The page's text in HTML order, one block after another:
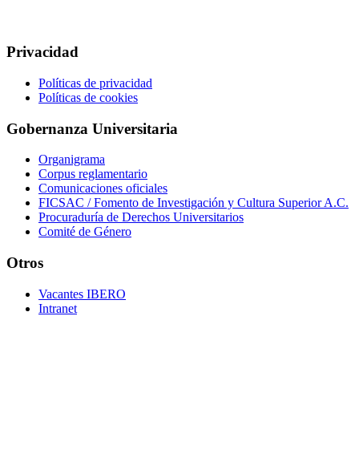
Privacidad
Políticas de privacidad
Políticas de cookies
Gobernanza Universitaria
Organigrama
Corpus reglamentario
Comunicaciones oficiales
FICSAC / Fomento de Investigación y Cultura Superior A.C.
Procuraduría de Derechos Universitarios
Comité de Género
Otros
Vacantes IBERO
Intranet